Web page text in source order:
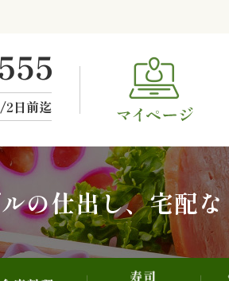
2日前迄
の仕出し、宅配